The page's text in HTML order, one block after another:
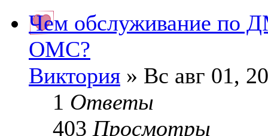
Чем обслуживание по
ОМС?
Виктория » Вс авг 01,
1 Ответы
403 Просмотры